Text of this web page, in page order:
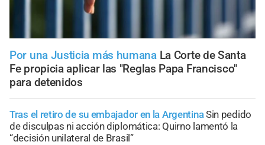
Por una Justicia más humana La Corte de Santa
Fe propicia aplicar las "Reglas Papa Francisco"
para detenidos
Tras el retiro de su embajador en la ArgentinaSin pedido
de disculpas ni acción diplomática: Quirno lamentó la
“decisión unilateral de Brasil”